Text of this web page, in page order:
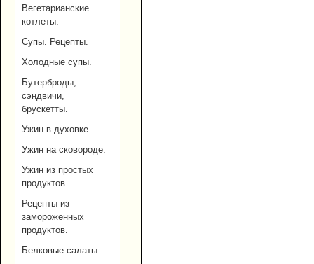
Вегетарианские
котлеты.
Супы. Рецепты.
Холодные супы.
Бутерброды,
сэндвичи,
брускетты.
Ужин в духовке.
Ужин на сковороде.
Ужин из простых
продуктов.
Рецепты из
замороженных
продуктов.
Белковые салаты.